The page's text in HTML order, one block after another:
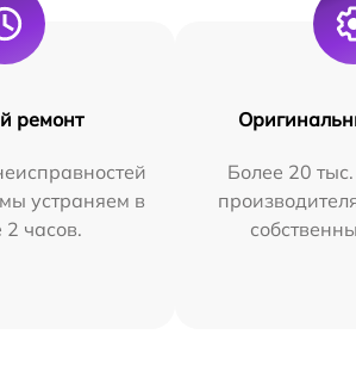
ремонт
устраняем в
2 часов.
Более 20